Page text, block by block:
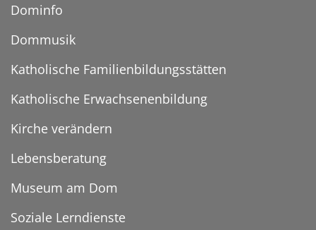
Dominfo
Dommusik
Katholische Familienbildungsstätten
Katholische Erwachsenenbildung
Kirche verändern
Lebensberatung
Museum am Dom
Soziale Lerndienste